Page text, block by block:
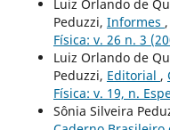
Luiz Orlando de
Peduzzi, Informes ,
Física: v. 26 n. 3
Luiz Orlando de
Peduzzi, Editorial ,
Física: v. 19, n.
Sônia Silveira